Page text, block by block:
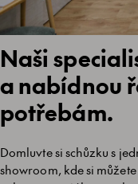
Naši
a nabídnou
potřebám.
Domluvte si schůzku s
showroom, kde si